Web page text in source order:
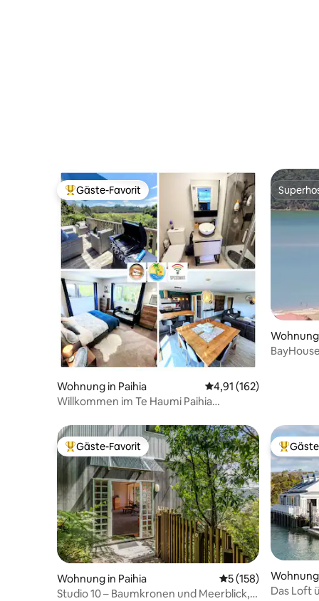
Beliebter Gäste-Favorit.
Gäste-Favorit
Wohnung in Paihia Durchschnittliche
4,91 (162)
Willkommen im Te Haumi Paihia
Beliebter Gäste-Favorit.
Gäste-Favorit
Wohnung in Paihia Durchschnittliche
5 (158)
Studio 10 – Baumkronen und Meerblick,
Das Loft